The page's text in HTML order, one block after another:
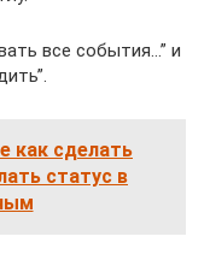
все события…” и
как сделать
статус в